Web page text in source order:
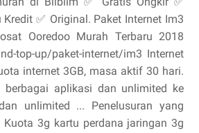
✅ Original. Paket Internet Im3
Ooredoo Murah Terbaru 2018
top-up/paket-internet/im3 Internet
internet 3GB, masa aktif 30 hari.
berbagai aplikasi dan unlimited ke
unlimited ... Penelusuran yang
3g kartu perdana jaringan 3g